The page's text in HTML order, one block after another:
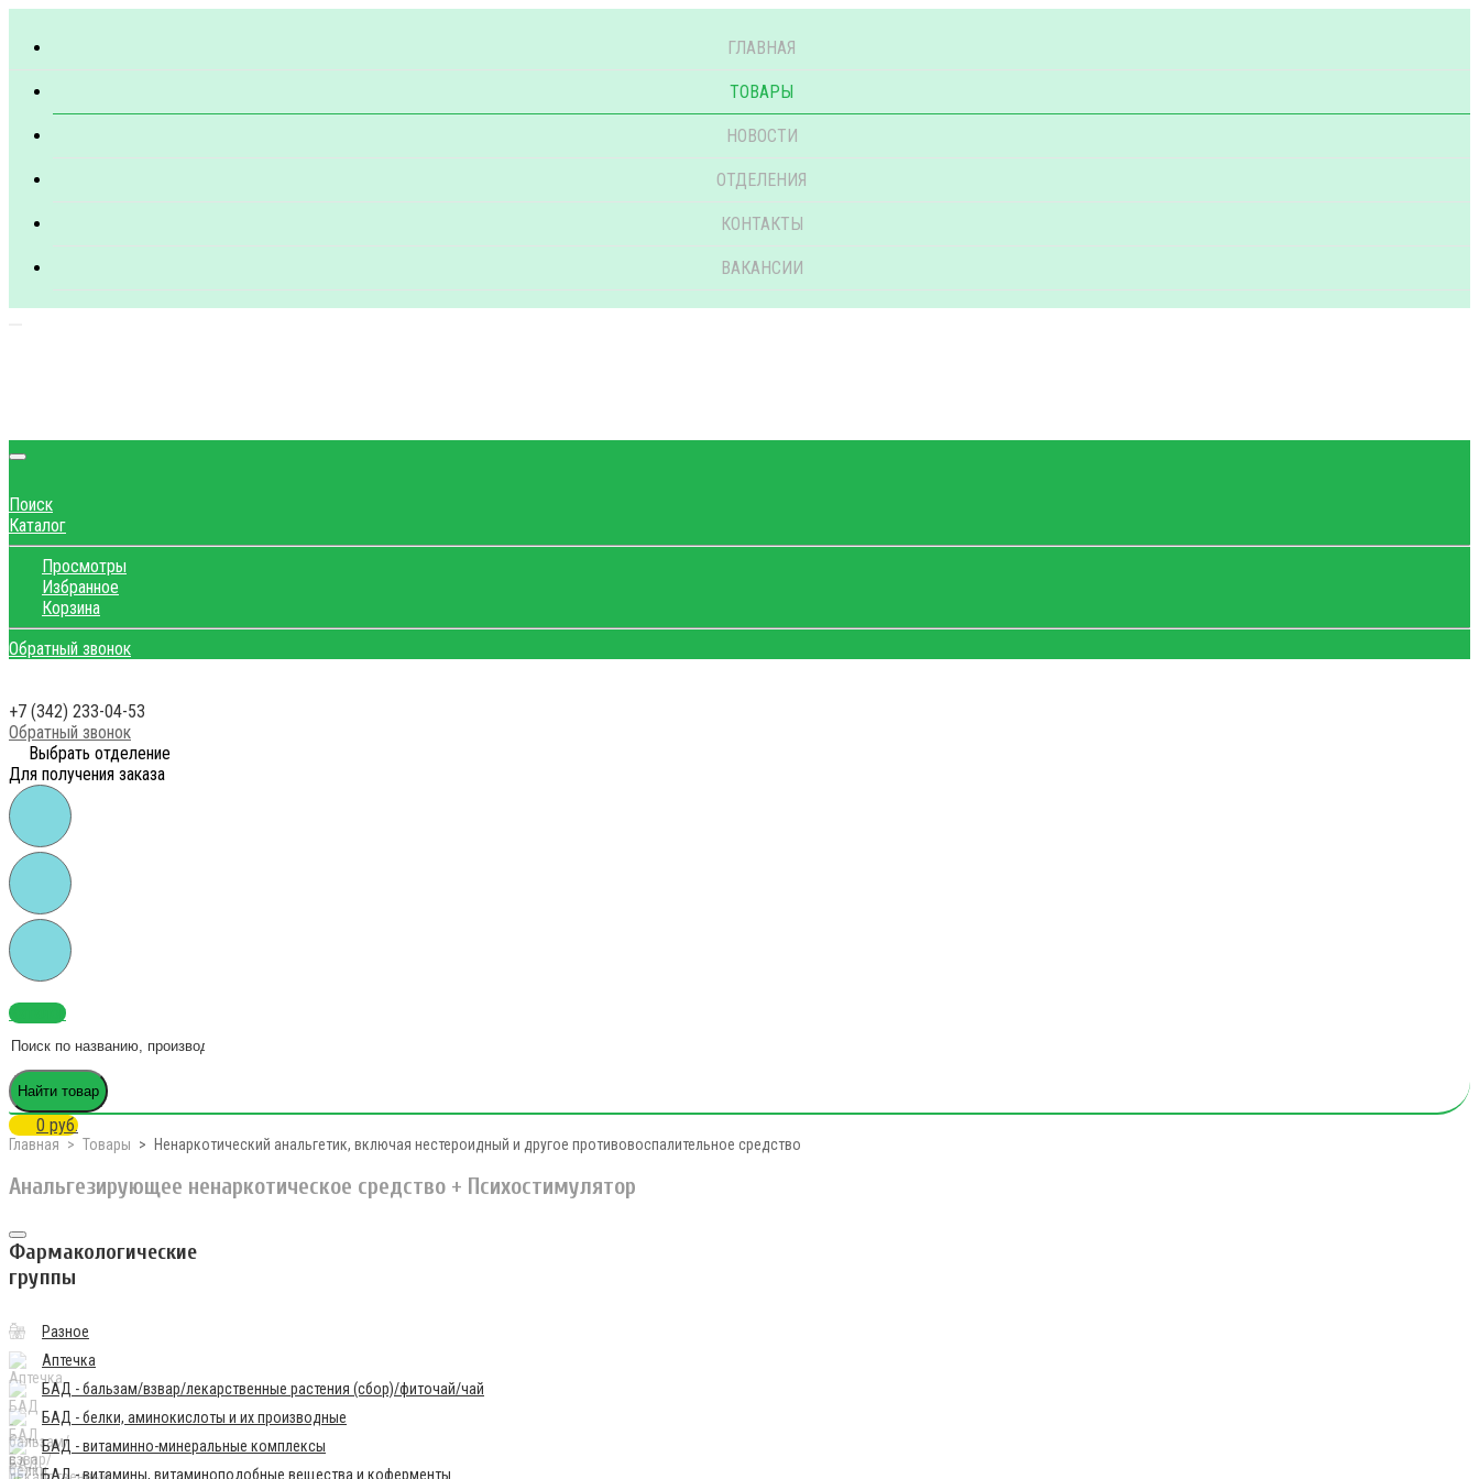
ГЛАВНАЯ
ТОВАРЫ
НОВОСТИ
ОТДЕЛЕНИЯ
КОНТАКТЫ
ВАКАНСИИ
Поиск
Каталог
Просмотры
Избранное
Корзина
Обратный звонок
+7 (342) 233-04-53
Обратный звонок
Выбрать отделение
Для получения заказа
Каталог
Найти товар
0 руб.
Главная Товары Ненаркотический анальгетик, включая нестероидный и другое противовоспалительное средство
Анальгезирующее ненаркотическое средство + Психостимулятор
Фармакологические
группы
Разное
Аптечка
БАД - бальзам/взвар/лекарственные растения (сбор)/фиточай/чай
БАД - белки, аминокислоты и их производные
БАД - витаминно-минеральные комплексы
БАД - витамины, витаминоподобные вещества и коферменты